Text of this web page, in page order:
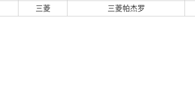
三菱
三菱帕杰罗